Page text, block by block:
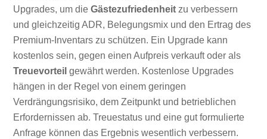
Upgrades, um dieGästezufriedenheit zu verbessern
und gleichzeitig ADR, Belegungsmix und den Ertrag des
Premium-Inventars zu schützen. Ein Upgrade kann
kostenlos sein, gegen einen Aufpreis verkauft oder als
Treuevorteil gewährt werden. Kostenlose Upgrades
hängen in der Regel von einem geringen
Verdrängungsrisiko, dem Zeitpunkt und betrieblichen
Erfordernissen ab. Treuestatus und eine gut formulierte
Anfrage können das Ergebnis wesentlich verbessern.